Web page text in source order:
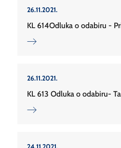
26.11.2021.
KL 614Odluka o odabiru -
26.11.2021.
KL 613 Odluka o odabiru-